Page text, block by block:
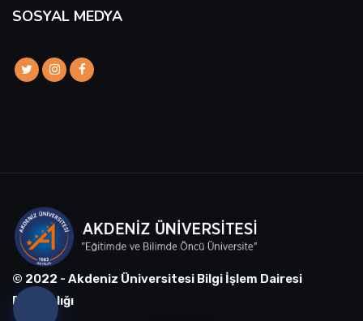
SOSYAL MEDYA
© 2022 - Akdeniz Üniversitesi Bilgi İşlem Dairesi
Başkanlığı